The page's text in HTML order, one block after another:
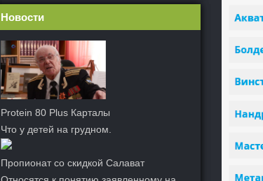
Новости
Protein 80 Plus Карталы
Что у детей на грудном.
Пропионат со скидкой Салават